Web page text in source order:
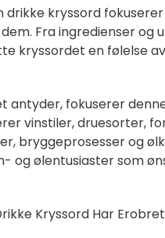
drikke kryssord
Fra ingredienser
kryssordet en følelse
antyder, fokuserer
vinstiler, druesorter,
bryggeprosesser og
og ølentusiaster som
Kryssord Har